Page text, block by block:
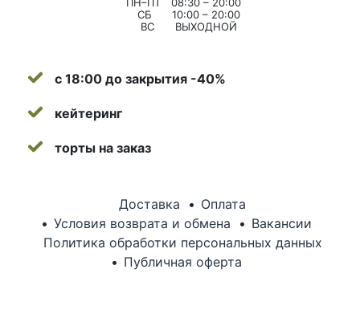
СБ
10:00 – 20:00
ВС
ВЫХОДНОЙ
с 18:00 до закрытия -40%
кейтеринг
торты на заказ
Доставка
Оплата
Условия возврата и обмена
Вакансии
Политика обработки персональных данных
Публичная оферта